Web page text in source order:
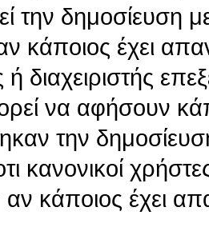
την δημοσίευση
κάποιος έχει
ή διαχειριστής
να αφήσουν
την
κανονικοί
κάποιος έχει